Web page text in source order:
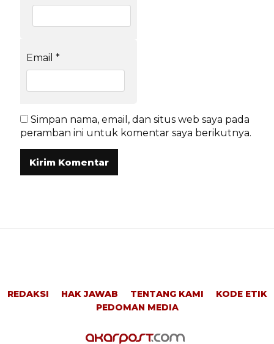
Email *
Simpan nama, email, dan situs web saya pada
peramban ini untuk komentar saya berikutnya.
REDAKSI HAK JAWAB TENTANG KAMI
KODE ETIK
PEDOMAN MEDIA